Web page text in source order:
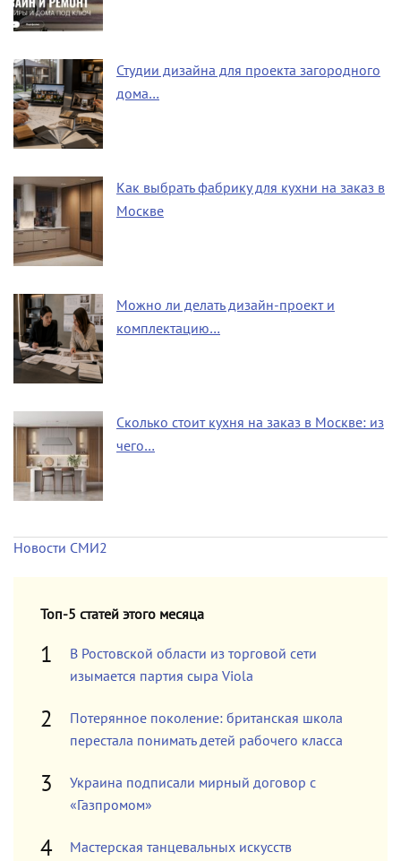
Студии дизайна для проекта загородного
дома…
Как выбрать фабрику для кухни на заказ в
Москве
Можно ли делать дизайн-проект и
комплектацию…
Сколько стоит кухня на заказ в Москве: из
чего…
Новости СМИ2
Топ-5 статей этого месяца
В Ростовской области из торговой сети
изымается партия сыра Viola
Потерянное поколение: британская школа
перестала понимать детей рабочего класса
Украина подписали мирный договор с
«Газпромом»
Мастерская танцевальных искусств